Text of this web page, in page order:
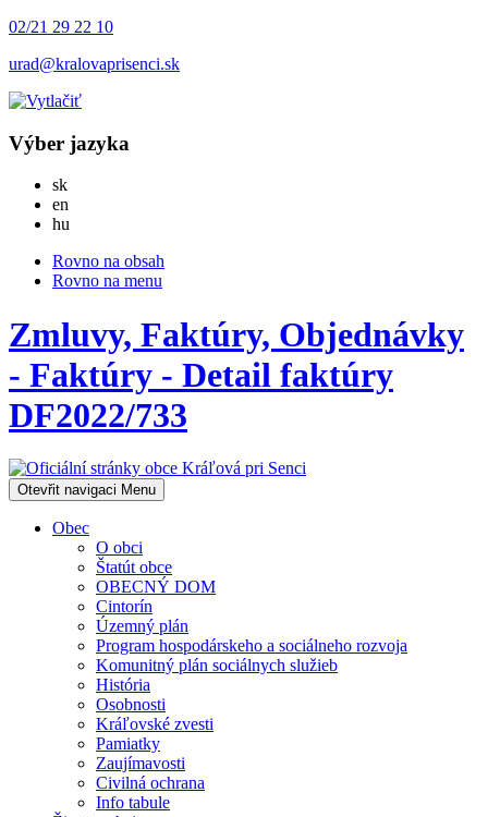
02/21 29 22 10
urad@kralovaprisenci.sk
Výber jazyka
skSlovensky
en
hu
Rovno na obsah
Rovno na menu
Zmluvy, Faktúry, Objednávky
- Faktúry - Detail faktúry
DF2022/733
Otevřit navigaci Menu
Obec
O obci
Štatút obce
OBECNÝ DOM
Cintorín
Územný plán
Program hospodárskeho a sociálneho rozvoja
Komunitný plán sociálnych služieb
História
Osobnosti
Kráľovské zvesti
Pamiatky
Zaujímavosti
Civilná ochrana
Info tabule